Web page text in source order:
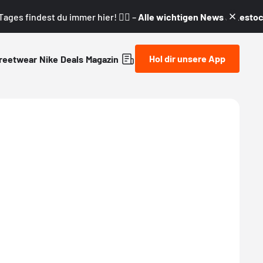
findest du immer hier! 👇🏼 – Alle wichtigen News &
Nike Deals Magazin Hol dir unsere App